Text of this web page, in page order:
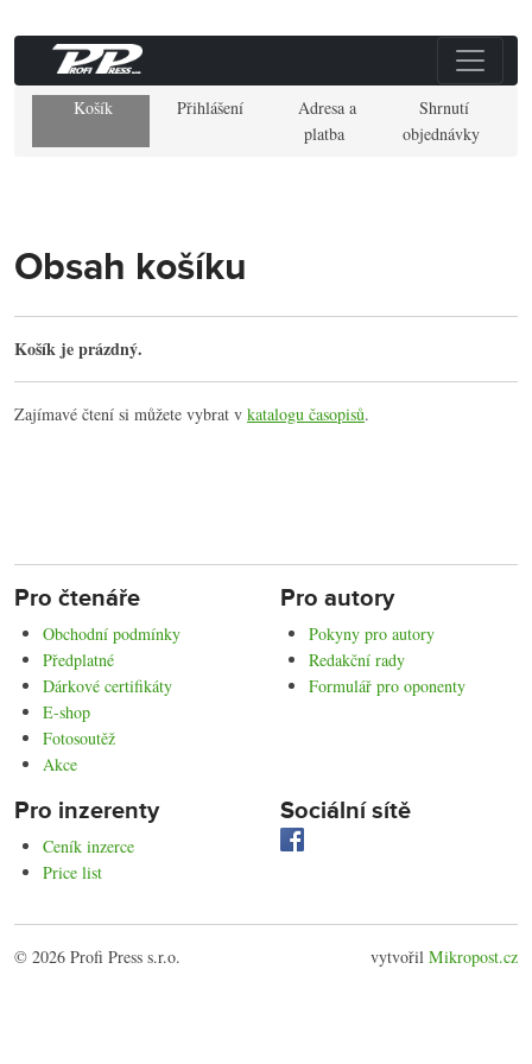
Košík Přihlášení
Adresa a
platba
Shrnutí
objednávky
Obsah košíku
Košík je prázdný.
Zajímavé čtení si můžete vybrat v katalogu časopisů.
Pro čtenáře
Obchodní podmínky
Předplatné
Dárkové certifikáty
E-shop
Fotosoutěž
Akce
Pro autory
Pokyny pro autory
Redakční rady
Formulář pro oponenty
Pro inzerenty
Ceník inzerce
Price list
Sociální sítě
© 2026 Profi Press s.r.o. vytvořil Mikropost.cz